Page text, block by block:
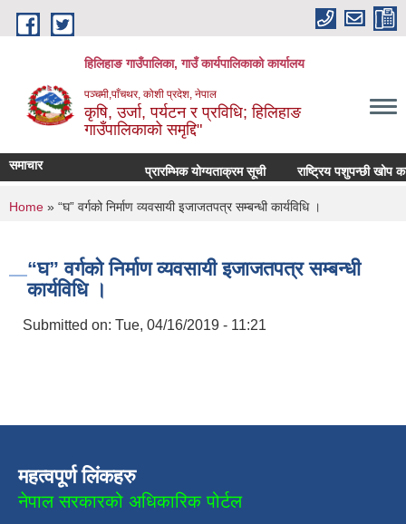
Skip to main content
हिलिहाङ गाउँपालिका, गाउँ कार्यपालिकाको कार्यालय
पञ्चमी,पाँचथर, कोशी प्रदेश, नेपाल
कृषि, उर्जा, पर्यटन र प्रविधि; हिलिहाङ
गाउँपालिकाको समृद्दि"
समाचार प्रारम्भिक योग्यताक्रम सूची राष्ट्रिय पशुपन्छी खोप
You are here
Home » “घ” वर्गको निर्माण व्यवसायी इजाजतपत्र सम्बन्धी कार्यविधि ।
“घ” वर्गको निर्माण व्यवसायी इजाजतपत्र सम्बन्धी
कार्यविधि ।
Submitted on: Tue, 04/16/2019 - 11:21
महत्वपूर्ण लिंकहरु
नेपाल सरकारको अधिकारिक पोर्टल